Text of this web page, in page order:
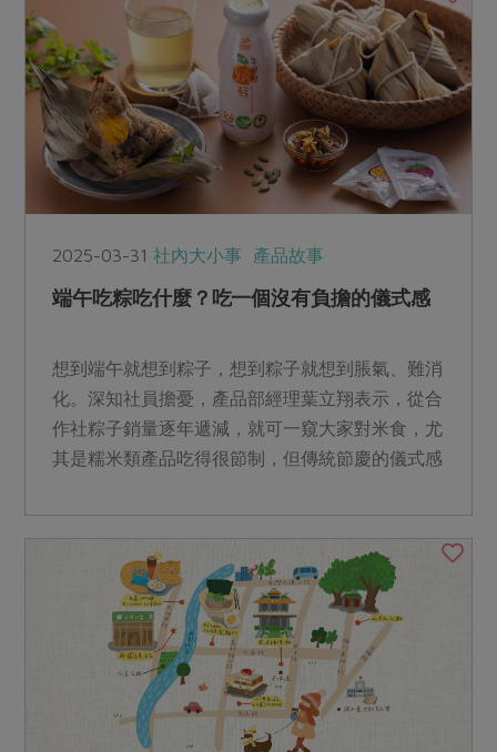
2025-03-31社內大小事 產品故事
端午吃粽吃什麼？吃一個沒有負擔的儀式感
想到端午就想到粽子，想到粽子就想到脹氣、難消
化。深知社員擔憂，產品部經理葉立翔表示，從合
作社粽子銷量逐年遞減，就可一窺大家對米食，尤
其是糯米類產品吃得很節制，但傳統節慶的儀式感
出一系列粽子搭配小食，讓社員吃飽吃巧、健康無